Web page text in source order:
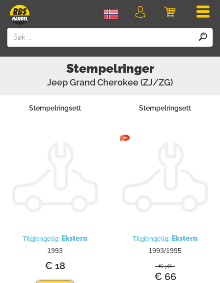
Handlevogn
Logg
Stempelringer
JeepGrand Cherokee (ZJ/ZG)
Stempelringsett
Tilgjengelig: Ekstern
1993
€ 18
Stempelringsett
Tilgjengelig: Ekstern
1993/1995
€ 78
€ 66